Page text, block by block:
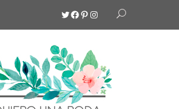
Twitter
Facebook
Pinterest
Instagram